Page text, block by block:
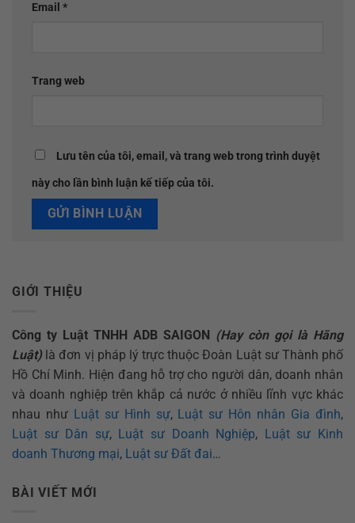
Email *
Trang web
Lưu tên của tôi, email, và trang web trong trình duyệt
này cho lần bình luận kế tiếp của tôi.
GIỚI THIỆU
Công ty Luật TNHH ADB SAIGON (Hay còn gọi là Hãng
Luật) là đơn vị pháp lý trực thuộc Đoàn Luật sư Thành phố
Hồ Chí Minh. Hiện đang hỗ trợ cho người dân, doanh nhân
và doanh nghiệp trên khắp cả nước ở nhiều lĩnh vực khác
nhau như Luật sư Hình sự, Luật sư Hôn nhân Gia đình,
Luật sư Dân sự, Luật sư Doanh Nghiệp, Luật sư Kinh
doanh Thương mại, Luật sư Đất đai…
BÀI VIẾT MỚI